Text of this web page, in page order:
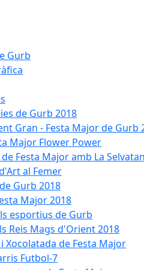
Gurb
de Gurb 2018
Gran - Festa Major de Gurb
Major Flower Power
Festa Major amb La
al Femer
Gurb 2018
Major 2018
esportius de Gurb
Reis Mags d'Orient 2018
Xocolatada de Festa Major
Futbol-7